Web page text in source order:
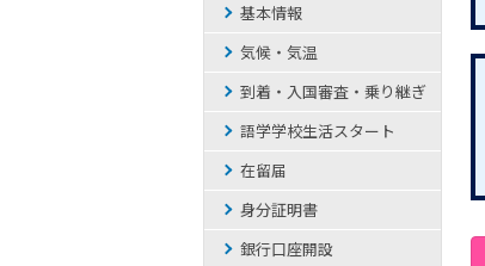
基本情報
気候・気温
到着・入国審査・乗り継ぎ
語学学校生活スタート
在留届
身分証明書
銀行口座開設